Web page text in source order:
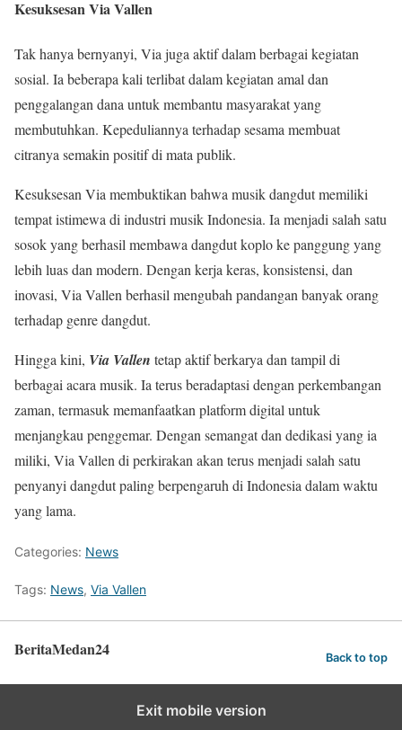
Kesuksesan Via Vallen
Tak hanya bernyanyi, Via juga aktif dalam berbagai kegiatan
sosial. Ia beberapa kali terlibat dalam kegiatan amal dan
penggalangan dana untuk membantu masyarakat yang
membutuhkan. Kepeduliannya terhadap sesama membuat
citranya semakin positif di mata publik.
Kesuksesan Via membuktikan bahwa musik dangdut memiliki
tempat istimewa di industri musik Indonesia. Ia menjadi salah satu
sosok yang berhasil membawa dangdut koplo ke panggung yang
lebih luas dan modern. Dengan kerja keras, konsistensi, dan
inovasi, Via Vallen berhasil mengubah pandangan banyak orang
terhadap genre dangdut.
Hingga kini, Via Vallen tetap aktif berkarya dan tampil di
berbagai acara musik. Ia terus beradaptasi dengan perkembangan
zaman, termasuk memanfaatkan platform digital untuk
menjangkau penggemar. Dengan semangat dan dedikasi yang ia
miliki, Via Vallen di perkirakan akan terus menjadi salah satu
penyanyi dangdut paling berpengaruh di Indonesia dalam waktu
yang lama.
Categories: News
Tags: News, Via Vallen
BeritaMedan24 Back to top
Exit mobile version